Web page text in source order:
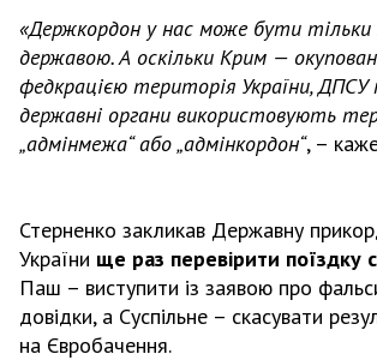
«Держкордон у нас може бути тільки
державою. А оскільки Крим —
федкрацією територія України, ДПСУ
державні органи використовують
„адмінмежа“ або „адмінкордон“, –
Стерненко закликав Державну
України ще раз перевірити поїздку
Паш – виступити із заявою про
довідки, а Суспільне – скасувати
на Євробачення.